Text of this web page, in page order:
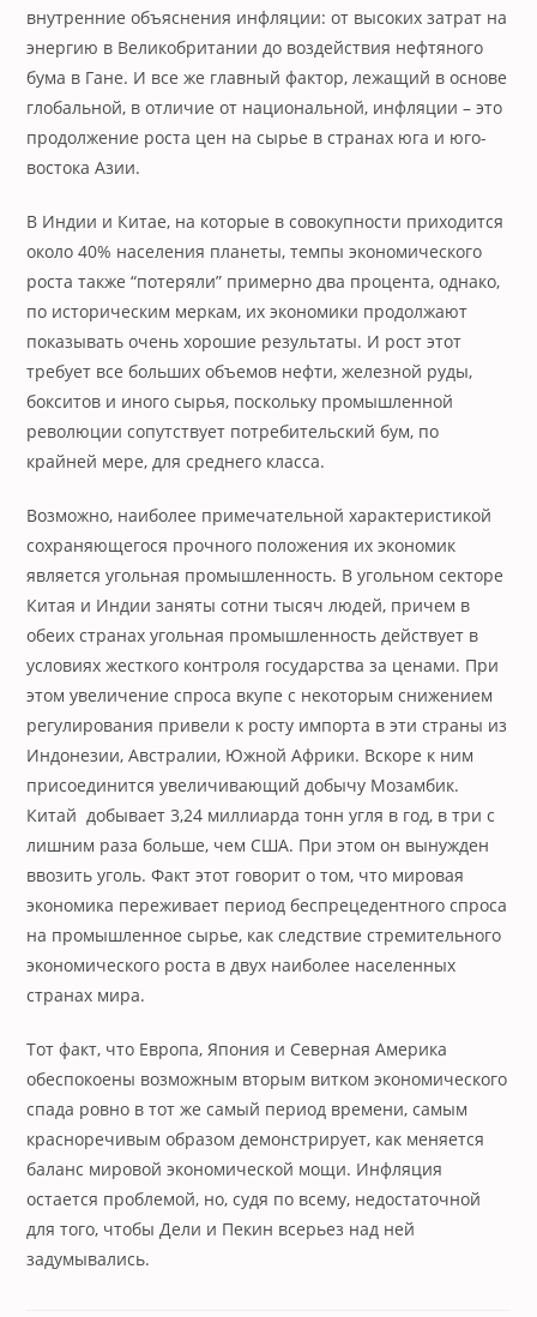
внутренние объяснения инфляции: от высоких затрат на
энергию в Великобритании до воздействия нефтяного
бума в Гане. И все же главный фактор, лежащий в основе
глобальной, в отличие от национальной, инфляции – это
продолжение роста цен на сырье в странах юга и юго-
востока Азии.
В Индии и Китае, на которые в совокупности приходится
около 40% населения планеты, темпы экономического
роста также “потеряли” примерно два процента, однако,
по историческим меркам, их экономики продолжают
показывать очень хорошие результаты. И рост этот
требует все больших объемов нефти, железной руды,
бокситов и иного сырья, поскольку промышленной
революции сопутствует потребительский бум, по
крайней мере, для среднего класса.
Возможно, наиболее примечательной характеристикой
сохраняющегося прочного положения их экономик
является угольная промышленность. В угольном секторе
Китая и Индии заняты сотни тысяч людей, причем в
обеих странах угольная промышленность действует в
условиях жесткого контроля государства за ценами. При
этом увеличение спроса вкупе с некоторым снижением
регулирования привели к росту импорта в эти страны из
Индонезии, Австралии, Южной Африки. Вскоре к ним
присоединится увеличивающий добычу Мозамбик.
Китай добывает 3,24 миллиарда тонн угля в год, в три с
лишним раза больше, чем США. При этом он вынужден
ввозить уголь. Факт этот говорит о том, что мировая
экономика переживает период беспрецедентного спроса
на промышленное сырье, как следствие стремительного
экономического роста в двух наиболее населенных
странах мира.
Тот факт, что Европа, Япония и Северная Америка
обеспокоены возможным вторым витком экономического
спада ровно в тот же самый период времени, самым
красноречивым образом демонстрирует, как меняется
баланс мировой экономической мощи. Инфляция
остается проблемой, но, судя по всему, недостаточной
для того, чтобы Дели и Пекин всерьез над ней
задумывались.